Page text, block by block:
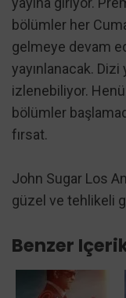
bölümler her
gelmeye devam
yayınlanacak.
izlenebiliyor.
bölümler
fırsat.
John Sugar Los
güzel ve tehlikeli
Benzer